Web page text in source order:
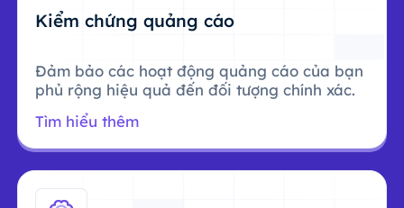
Kiểm chứng quảng cáo
Đảm bảo các hoạt động quảng cáo của bạn
phủ rộng hiệu quả đến đối tượng chính xác.
Tìm hiểu thêm